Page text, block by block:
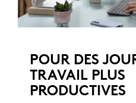
POUR DES
TRAVAIL PLUS
PRODUCTIVES